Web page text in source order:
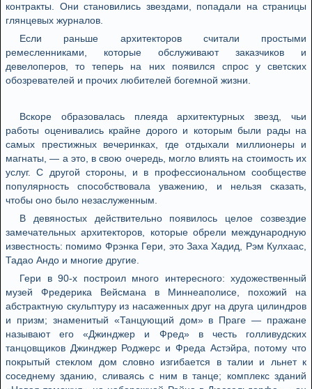
контракты. Они становились звездами, попадали на страницы
глянцевых журналов.
Если раньше архитекторов считали простыми
ремесленниками, которые обслуживают заказчиков и
девелоперов, то теперь на них появился спрос у светских
обозревателей и прочих любителей богемной жизни.
Вскоре образовалась плеяда архитектурных звезд, чьи
работы оценивались крайне дорого и которым были рады на
самых престижных вечеринках, где отдыхали миллионеры и
магнаты, — а это, в свою очередь, могло влиять на стоимость их
услуг. С другой стороны, и в профессиональном сообществе
популярность способствовала уважению, и нельзя сказать,
чтобы оно было незаслуженным.
В девяностых действительно появилось целое созвездие
замечательных архитекторов, которые обрели международную
известность: помимо Фрэнка Гери, это Заха Хадид, Рэм Кулхаас,
Тадао Андо и многие другие.
Гери в 90-х построил много интересного: художественный
музей Фредерика Вейсмана в Миннеаполисе, похожий на
абстрактную скульптуру из насаженных друг на друга цилиндров
и призм; знаменитый «Танцующий дом» в Праге — пражане
называют его «Джинджер и Фред» в честь голливудских
танцовщиков Джинджер Роджерс и Фреда Астэйра, потому что
покрытый стеклом дом словно изгибается в талии и льнет к
соседнему зданию, сливаясь с ним в танце; комплекс зданий